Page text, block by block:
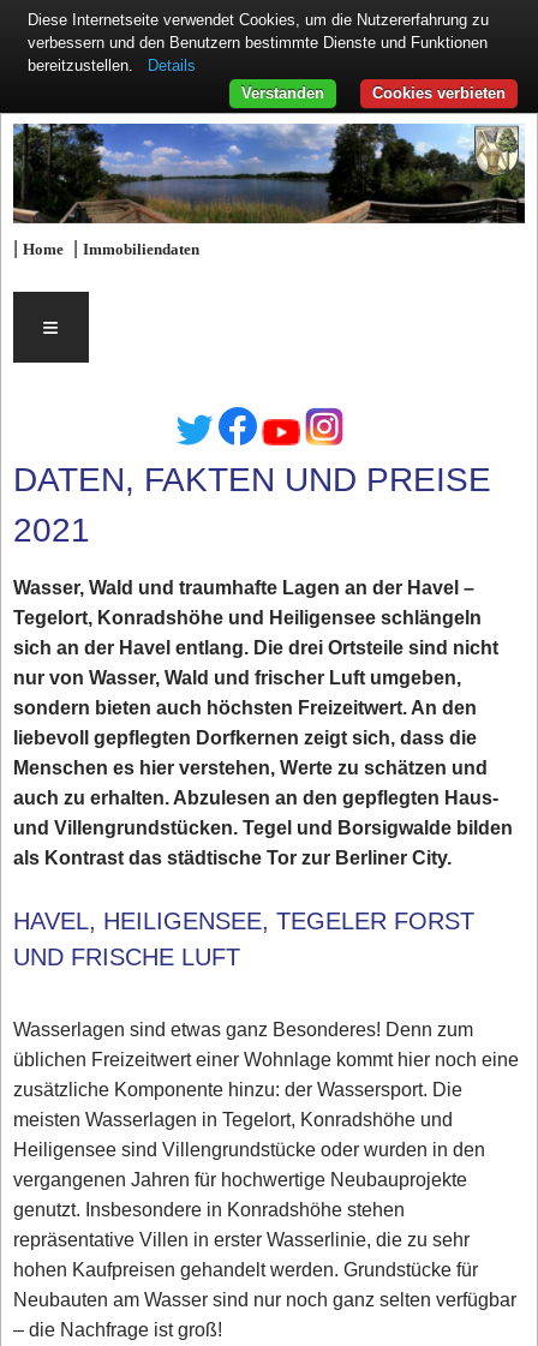
|Home |Immobiliendaten
≡
DATEN, FAKTEN UND PREISE
2021
Wasser, Wald und traumhafte Lagen an der Havel –
Tegelort, Konradshöhe und Heiligensee schlängeln
sich an der Havel entlang. Die drei Ortsteile sind nicht
nur von Wasser, Wald und frischer Luft umgeben,
sondern bieten auch höchsten Freizeitwert. An den
liebevoll gepflegten Dorfkernen zeigt sich, dass die
Menschen es hier verstehen, Werte zu schätzen und
auch zu erhalten. Abzulesen an den gepflegten Haus-
und Villengrundstücken. Tegel und Borsigwalde bilden
als Kontrast das städtische Tor zur Berliner City.
HAVEL, HEILIGENSEE, TEGELER FORST
UND FRISCHE LUFT
Wasserlagen sind etwas ganz Besonderes! Denn zum
üblichen Freizeitwert einer Wohnlage kommt hier noch eine
zusätzliche Komponente hinzu: der Wassersport. Die
meisten Wasserlagen in Tegelort, Konradshöhe und
Heiligensee sind Villengrundstücke oder wurden in den
vergangenen Jahren für hochwertige Neubauprojekte
genutzt. Insbesondere in Konradshöhe stehen
repräsentative Villen in erster Wasserlinie, die zu sehr
hohen Kaufpreisen gehandelt werden. Grundstücke für
Neubauten am Wasser sind nur noch ganz selten verfügbar
– die Nachfrage ist groß!
Diese Internetseite verwendet Cookies, um die Nutzererfahrung zu
verbessern und den Benutzern bestimmte Dienste und Funktionen
bereitzustellen.
Details
Cookies verbieten
Verstanden